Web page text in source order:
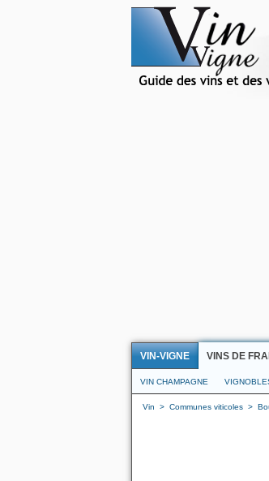
VIN-VIGNE VINS DE
VIN CHAMPAGNE
Vin > Communes viticoles >